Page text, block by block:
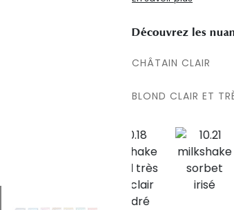
Découvrez les
CHÂTAIN CLAIR
BLOND CLAIR ET